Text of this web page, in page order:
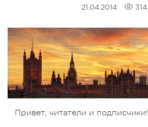
21.04.2014 314
Привет, читатели и подписчики!